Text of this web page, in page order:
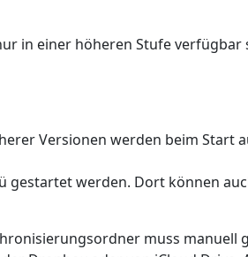
in einer höheren Stufe
Versionen werden beim Start
gestartet werden. Dort können
muss manuell